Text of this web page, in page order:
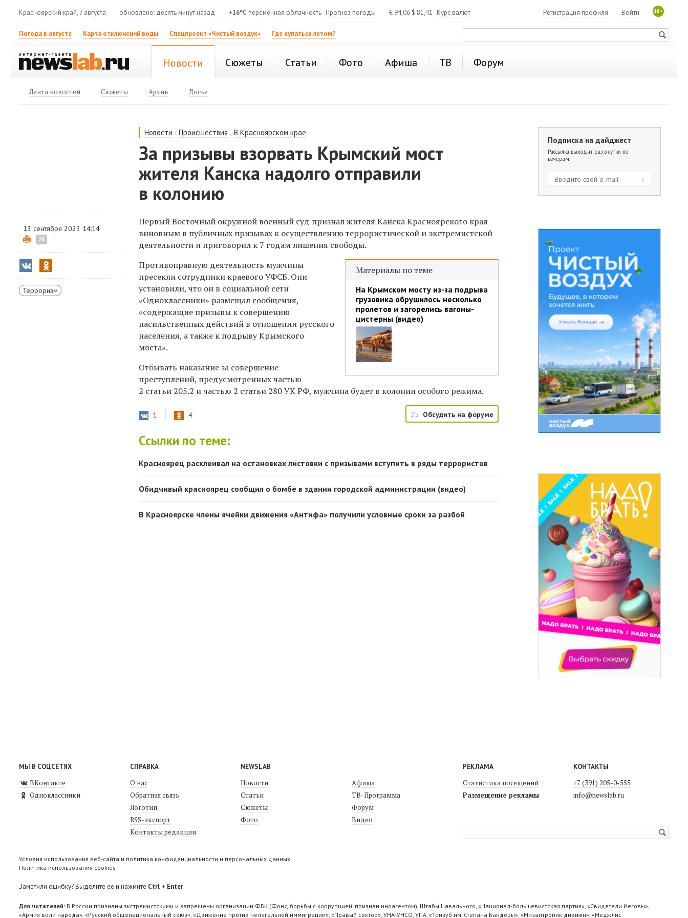
Красноярский край, 7 августа обновлено: десять минут назад +16°C переменная облачность Прогноз погоды € 94,06 $ 81,41 Курс валют 18+
Войти
Регистрация профиля
Погода в августе Карта отключений воды Спецпроект «Чистый воздух» Где купаться летом?
Новости Сюжеты Статьи Фото Афиша ТВ Форум
Лента новостей Сюжеты Архив Досье
Новости /Происшествия ,В Красноярском крае
За призывы взорвать Крымский мост
жителя Канска надолго отправили
в колонию
13 сентября 2023 14:14
25
Терроризм
Первый Восточный окружной военный суд признал жителя Канска Красноярского края
виновным в публичных призывах к осуществлению террористической и экстремистской
деятельности и приговорил к 7 годам лишения свободы.
Материалы по теме
На Крымском мосту из-за подрыва
грузовика обрушилось несколько
пролетов и загорелись вагоны-
цистерны (видео)
Противоправную деятельность мужчины
пресекли сотрудники краевогоУФСБ. Они
установили, что он в социальной сети
«Одноклассники» размещал сообщения,
«содержащие призывы к совершению
насильственных действий в отношении русского
населения, а также к подрыву Крымского
моста».
Отбывать наказание за совершение
преступлений, предусмотренныхчастью
2 статьи 205.2 и частью 2 статьи 280 УК РФ, мужчина будет в колонии особого режима.
1 4 25 Обсудить на форуме
Ссылки по теме:
Красноярец расклеивал на остановках листовки с призывами вступить в ряды террористов
Обидчивый красноярец сообщил о бомбе в здании городской администрации (видео)
В Красноярске члены ячейки движения «Антифа» получили условные сроки за разбой
Подписка на дайджест
Рассылка выходит раз в сутки по
вечерам.
МЫ В СОЦСЕТЯХ
ВКонтакте
Одноклассники
СПРАВКА
О нас
Обратная связь
Логотип
RSS-экспорт
Контакты редакции
NEWSLAB
Новости
Статьи
Сюжеты
Фото
Афиша
ТВ-Программа
Форум
Видео
РЕКЛАМА
Статистика посещений
Размещение рекламы
КОНТАКТЫ
+7 (391) 205-0-555
info@newslab.ru
Условия использования веб-сайта и политика конфиденциальности и персональных данных
Политика использования cookies
Заметили ошибку? Выделите её и нажмите Ctrl + Enter.
Для читателей: В России признаны экстремистскими и запрещены организации ФБК (Фонд борьбы с коррупцией, признан иноагентом), Штабы Навального, «Национал-большевистская партия», «Свидетели Иеговы»,
«Армия воли народа», «Русский общенациональный союз», «Движение против нелегальной иммиграции», «Правый сектор», УНА-УНСО, УПА, «Тризуб им. Степана Бандеры», «Мизантропик дивижн», «Меджлис